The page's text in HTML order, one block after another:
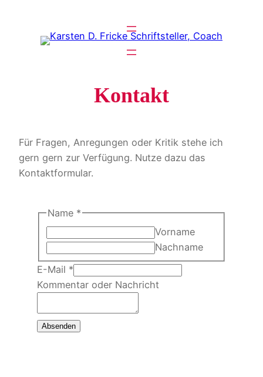
springen
Kontakt
Für Fragen, Anregungen oder Kritik stehe ich
gern gern zur Verfügung. Nutze dazu das
Kontaktformular.
Name *
Vorname
Nachname
E-Mail *
Kommentar oder Nachricht
Absenden